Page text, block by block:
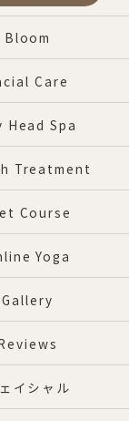
Bloom
Care
Head Spa
Treatment
Course
Yoga
Gallery
イシャル